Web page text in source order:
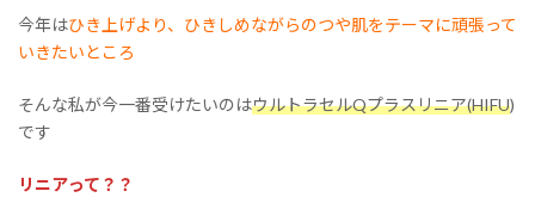
今年はひき上げより、ひきしめながらのつや肌をテーマに頑張って
いきたいところ
そんな私が今一番受けたいのはウルトラセルQプラスリニア(HIFU)
です
リニアって？？